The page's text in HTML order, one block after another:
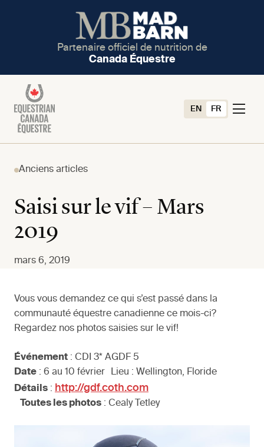
Partenaire officiel de nutrition de
Canada Équestre
EN FR
Anciens articles
Saisi sur le vif – Mars
2019
mars 6, 2019
Vous vous demandez ce qui s’est passé dans la
communauté équestre canadienne ce mois-ci?
Regardez nos photos saisies sur le vif!
Événement : CDI 3* AGDF 5
Date : 6 au 10 février Lieu : Wellington, Floride
Détails : http://gdf.coth.com
Toutes les photos : Cealy Tetley